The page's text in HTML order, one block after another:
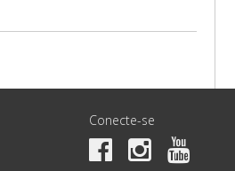
Conecte-se